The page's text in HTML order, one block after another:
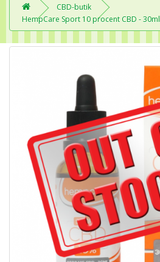
CBD-butik
HempCare Sport 10 procent CBD - 30ml